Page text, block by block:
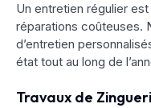
Un entretien régulier
réparations coûteuses.
d’entretien
état tout au long de
Travaux de